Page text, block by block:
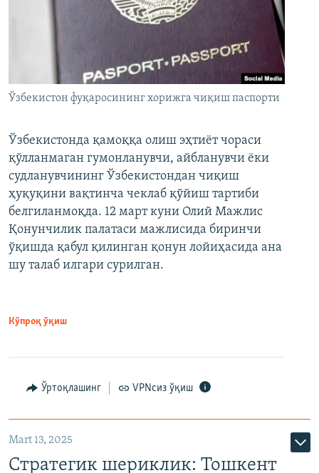
Ўзбекистон фуқаросининг хорижга чиқиш паспорти
Ўзбекистонда қамоққа олиш эҳтиёт чораси
қўлланмаган гумонланувчи, айбланувчи ёки
судланувчининг Ўзбекистондан чиқиш
ҳуқуқини вақтинча чеклаб қўйиш тартиби
белгиланмоқда. 12 март куни Олий Мажлис
Қонунчилик палатаси мажлисида биринчи
ўқишда қабул қилинган қонун лойиҳасида ана
шу талаб илгари сурилган.
Кўпроқ ўқиш
Ўртоқлашинг VPNсиз ўқиш
Mart 13, 2025
Стратегик шериклик: Тошкент